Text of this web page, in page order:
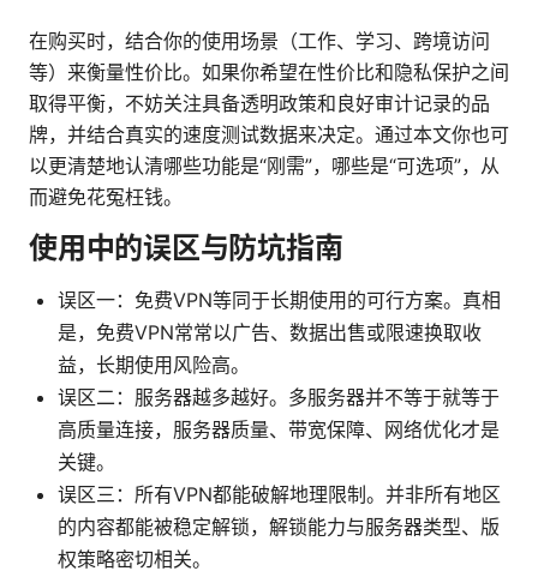
在购买时，结合你的使用场景（工作、学习、跨境访问
等）来衡量性价比。如果你希望在性价比和隐私保护之间
取得平衡，不妨关注具备透明政策和良好审计记录的品
牌，并结合真实的速度测试数据来决定。通过本文你也可
以更清楚地认清哪些功能是“刚需”，哪些是“可选项”，从
而避免花冤枉钱。
使用中的误区与防坑指南
误区一：免费VPN等同于长期使用的可行方案。真相
是，免费VPN常常以广告、数据出售或限速换取收
益，长期使用风险高。
误区二：服务器越多越好。多服务器并不等于就等于
高质量连接，服务器质量、带宽保障、网络优化才是
关键。
误区三：所有VPN都能破解地理限制。并非所有地区
的内容都能被稳定解锁，解锁能力与服务器类型、版
权策略密切相关。